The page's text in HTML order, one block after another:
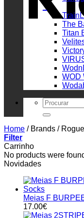
_
The
Titan
WOD
Search
for:
Home /Brands /Rogue
Filter
Carrinho
No products were
Novidades
Meias F
17.00€